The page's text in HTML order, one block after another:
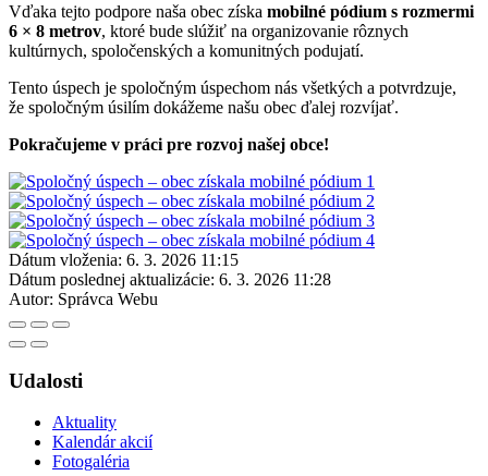
Vďaka tejto podpore naša obec získa mobilné pódium s rozmermi
6 × 8 metrov, ktoré bude slúžiť na organizovanie rôznych
kultúrnych, spoločenských a komunitných podujatí.
Tento úspech je spoločným úspechom nás všetkých a potvrdzuje,
že spoločným úsilím dokážeme našu obec ďalej rozvíjať.
Pokračujeme v práci pre rozvoj našej obce!
Dátum vloženia: 6. 3. 2026 11:15
Dátum poslednej aktualizácie: 6. 3. 2026 11:28
Autor: Správca Webu
Udalosti
Aktuality
Kalendár akcií
Fotogaléria